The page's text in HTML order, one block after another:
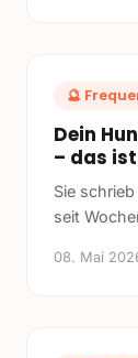
🔮
Dein
– das
Sie
seit
08. Mai